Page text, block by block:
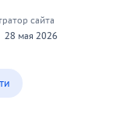
сайта
28 мая 2026